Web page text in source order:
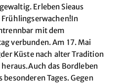
Erleben Sieaus
mit dem
verbunden. Am 17. Mai
Küste nach alter Tradition
das Bordleben
Tages. Gegen